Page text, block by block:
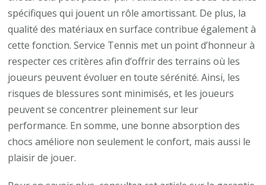
spécifiques qui jouent un rôle amortissant. De plus, la
qualité des matériaux en surface contribue également à
cette fonction. Service Tennis met un point d’honneur à
respecter ces critères afin d’offrir des terrains où les
joueurs peuvent évoluer en toute sérénité. Ainsi, les
risques de blessures sont minimisés, et les joueurs
peuvent se concentrer pleinement sur leur
performance. En somme, une bonne absorption des
chocs améliore non seulement le confort, mais aussi le
plaisir de jouer.